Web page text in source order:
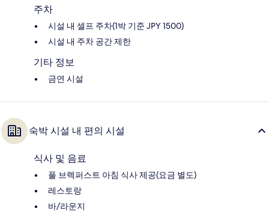
주차
시설 내 셀프 주차(1박 기준 JPY 1500)
시설 내 주차 공간 제한
기타 정보
금연 시설
숙박 시설 내 편의 시설
식사 및 음료
풀 브렉퍼스트 아침 식사 제공(요금 별도)
레스토랑
바/라운지